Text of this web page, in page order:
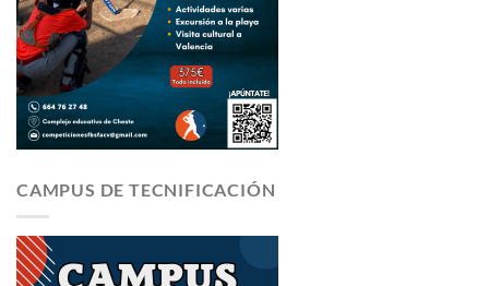
CAMPUS DE TECNIFICACIÓN